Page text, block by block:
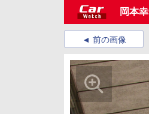
岡本
前の画像